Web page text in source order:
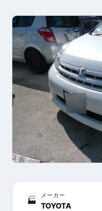
🏭
メーカー
TOYOTA